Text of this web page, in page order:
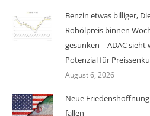
Benzin etwas billiger,
Rohölpreis binnen
gesunken – ADAC
Potenzial für
August 6, 2026
Neue
fallen